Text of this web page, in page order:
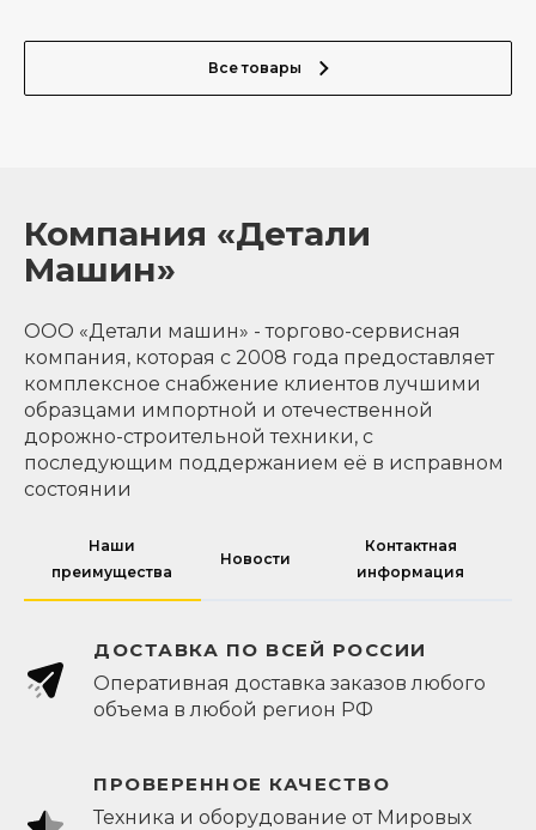
Все товары
Компания «Детали
Машин»
ООО «Детали машин» - торгово-сервисная
компания, которая с 2008 года предоставляет
комплексное снабжение клиентов лучшими
образцами импортной и отечественной
дорожно-строительной техники, с
последующим поддержанием её в исправном
состоянии
Наши
преимущества
Новости
Контактная
информация
ДОСТАВКА ПО ВСЕЙ РОССИИ
Оперативная доставка заказов любого
объема в любой регион РФ
ПРОВЕРЕННОЕ КАЧЕСТВО
Техника и оборудование от Мировых